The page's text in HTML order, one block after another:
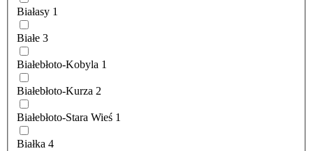
Białasy 1
Białe 3
Białebłoto-Kobyla 1
Białebłoto-Kurza 2
Białebłoto-Stara Wieś 1
Białka 4